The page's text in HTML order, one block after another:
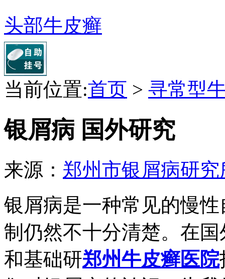
头部牛皮癣
当前位置:首页 > 寻常型
银屑病 国外研究
来源： 郑州市银屑病研究
银屑病是一种常见的慢
制仍然不十分清楚。在
和基础研郑州牛皮癣医院